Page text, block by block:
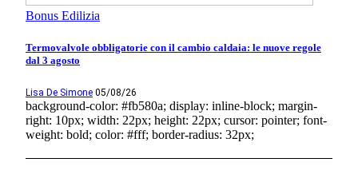
Bonus Edilizia
Termovalvole obbligatorie con il cambio caldaia: le nuove regole
dal 3 agosto
Lisa De Simone 05/08/26
background-color: #fb580a; display: inline-block; margin-
right: 10px; width: 22px; height: 22px; cursor: pointer; font-
weight: bold; color: #fff; border-radius: 32px;